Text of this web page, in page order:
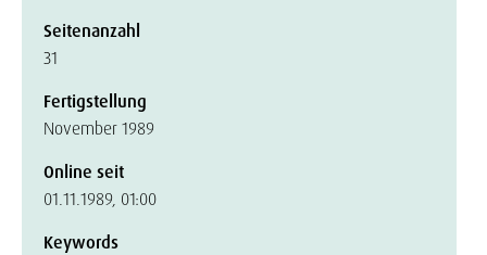
Seitenanzahl
31
Fertigstellung
November 1989
Online seit
01.11.1989, 01:00
Keywords